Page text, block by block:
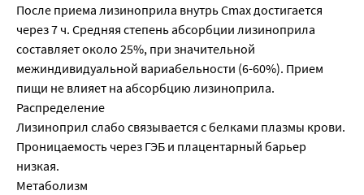
После приема лизиноприла внутрь Cmax достигается
через 7 ч. Средняя степень абсорбции лизиноприла
составляет около 25%, при значительной
межиндивидуальной вариабельности (6-60%). Прием
пищи не влияет на абсорбцию лизиноприла.
Распределение
Лизиноприл слабо связывается с белками плазмы крови.
Проницаемость через ГЭБ и плацентарный барьер
низкая.
Метаболизм